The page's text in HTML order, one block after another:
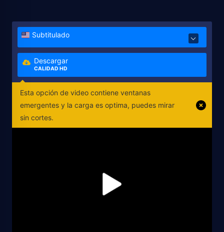
Subtitulado
Descargar
CALIDAD HD
Esta opción de video contiene ventanas
emergentes y la carga es optima, puedes mirar
sin cortes.